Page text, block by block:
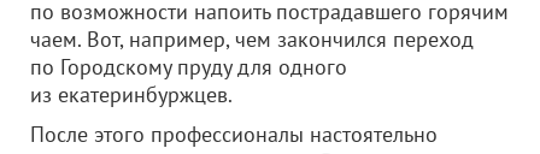
по возможности напоить пострадавшего горячим
чаем. Вот, например, чем закончился переход
по Городскому пруду для одного
из екатеринбуржцев.
После этого профессионалы настоятельно